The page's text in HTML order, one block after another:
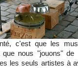
c'est que les
nous "jouons"
les seuls artistes à